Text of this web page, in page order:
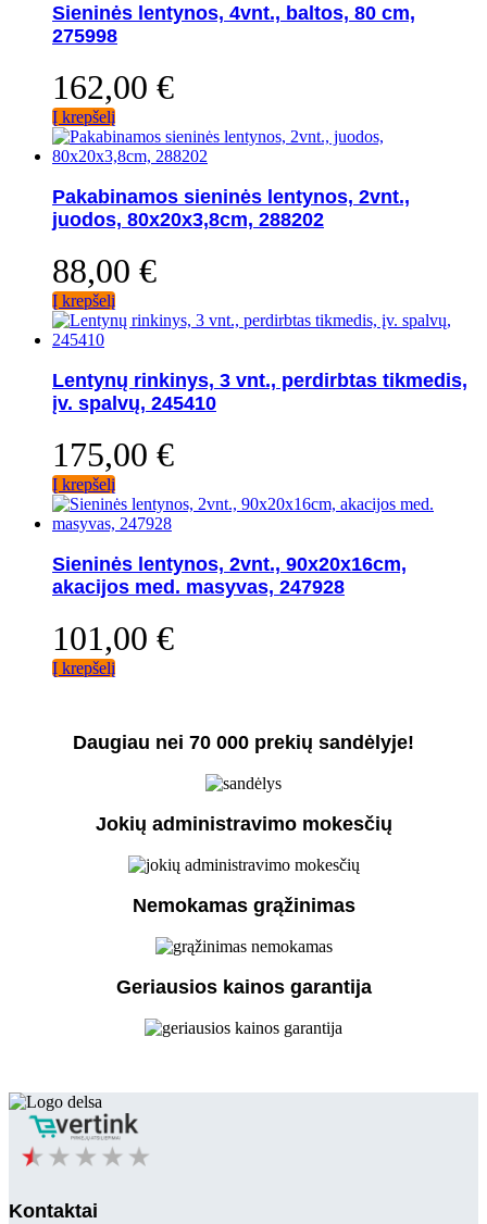
Sieninės lentynos, 4vnt., baltos, 80 cm,
275998
162,00 €
Į krepšelį
Pakabinamos sieninės lentynos, 2vnt.,
juodos, 80x20x3,8cm, 288202
88,00 €
Į krepšelį
Lentynų rinkinys, 3 vnt., perdirbtas tikmedis,
įv. spalvų, 245410
175,00 €
Į krepšelį
Sieninės lentynos, 2vnt., 90x20x16cm,
akacijos med. masyvas, 247928
101,00 €
Į krepšelį
Daugiau nei 70 000 prekių sandėlyje!
Jokių administravimo mokesčių
Nemokamas grąžinimas
Geriausios kainos garantija
Kontaktai